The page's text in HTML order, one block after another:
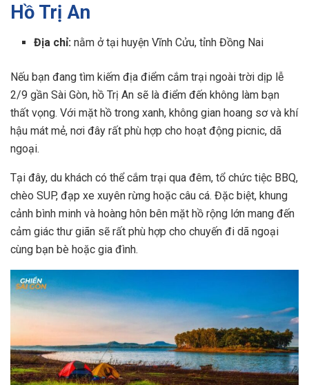
Hồ Trị An
Địa chỉ: nằm ở tại huyện Vĩnh Cửu, tỉnh Đồng Nai
Nếu bạn đang tìm kiếm địa điểm cắm trại ngoài trời dịp lễ
2/9 gần Sài Gòn, hồ Trị An sẽ là điểm đến không làm bạn
thất vọng. Với mặt hồ trong xanh, không gian hoang sơ và khí
hậu mát mẻ, nơi đây rất phù hợp cho hoạt động picnic, dã
ngoại.
Tại đây, du khách có thể cắm trại qua đêm, tổ chức tiệc BBQ,
chèo SUP, đạp xe xuyên rừng hoặc câu cá. Đặc biệt, khung
cảnh bình minh và hoàng hôn bên mặt hồ rộng lớn mang đến
cảm giác thư giãn sẽ rất phù hợp cho chuyến đi dã ngoại
cùng bạn bè hoặc gia đình.